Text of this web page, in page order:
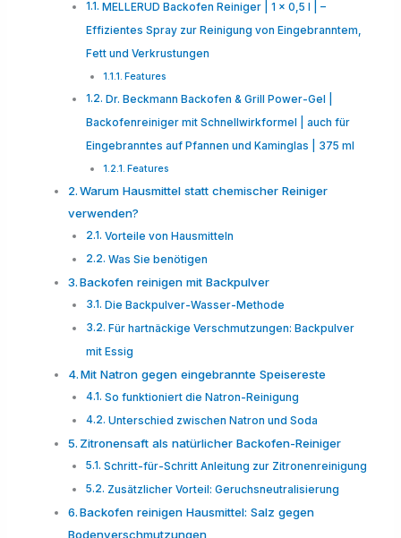
MELLERUD Backofen Reiniger | 1 x 0,5 l | –
Effizientes Spray zur Reinigung von Eingebranntem,
Fett und Verkrustungen
Features
Dr. Beckmann Backofen & Grill Power-Gel |
Backofenreiniger mit Schnellwirkformel | auch für
Eingebranntes auf Pfannen und Kaminglas | 375 ml
Features
Warum Hausmittel statt chemischer Reiniger
verwenden?
Vorteile von Hausmitteln
Was Sie benötigen
Backofen reinigen mit Backpulver
Die Backpulver-Wasser-Methode
Für hartnäckige Verschmutzungen: Backpulver
mit Essig
Mit Natron gegen eingebrannte Speisereste
So funktioniert die Natron-Reinigung
Unterschied zwischen Natron und Soda
Zitronensaft als natürlicher Backofen-Reiniger
Schritt-für-Schritt Anleitung zur Zitronenreinigung
Zusätzlicher Vorteil: Geruchsneutralisierung
Backofen reinigen Hausmittel: Salz gegen
Bodenverschmutzungen